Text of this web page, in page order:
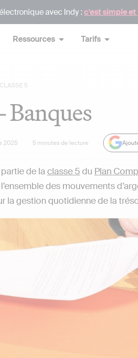
avec Indy :c’est simple
Ressources Tarifs
CLASSE 5
Banques
2025 5 minutes de lecture
de la classe 5 du Plan
des mouvements
la gestion quotidienne de la